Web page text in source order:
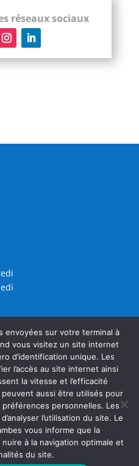
réseaux sociaux
envoyées sur votre terminal à
vous visitez un site internet
d’identification unique. Les
l’accès au site internet ainsi
la vitesse et l’efficacité
peuvent aussi être utilisés pour
personnelles. Les
l’utilisation du site. Le
vous informe que la
à la navigation optimale et
du site.